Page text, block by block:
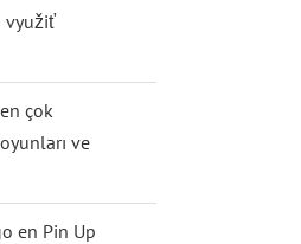
využiť
çok
ve
en Pin Up